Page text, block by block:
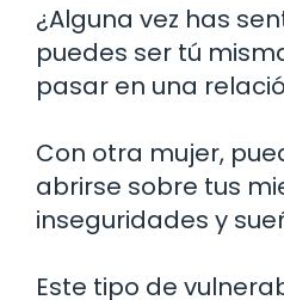
¿Alguna vez has
puedes ser tú
pasar en una
Con otra mujer,
abrirse sobre tus
inseguridades y
Este tipo de